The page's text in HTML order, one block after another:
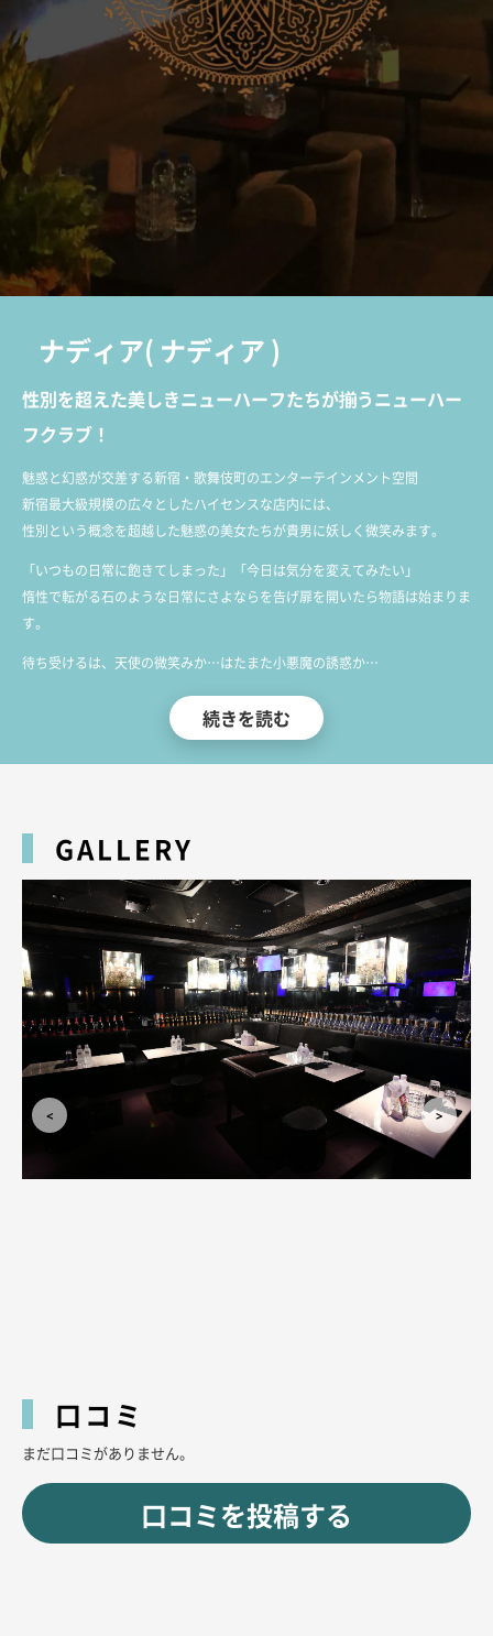
ナディア( ナディア )
性別を超えた美しきニューハーフたちが揃うニューハー
フクラブ！
魅惑と幻惑が交差する新宿・歌舞伎町のエンターテインメント空間
新宿最大級規模の広々としたハイセンスな店内には、
性別という概念を超越した魅惑の美女たちが貴男に妖しく微笑みます。
「いつもの日常に飽きてしまった」「今日は気分を変えてみたい」
惰性で転がる石のような日常にさよならを告げ扉を開いたら物語は始まりま
す。
待ち受けるは、天使の微笑みか…はたまた小悪魔の誘惑か…
「来て良かった」その言葉をつぶやいていただけるよう
飲むなら！騒ぐなら！歌舞伎町の楽園「NADIA(ナディア)」でお会いましょ
続きを読む
GALLERY
口コミ
まだ口コミがありません。
口コミを投稿する